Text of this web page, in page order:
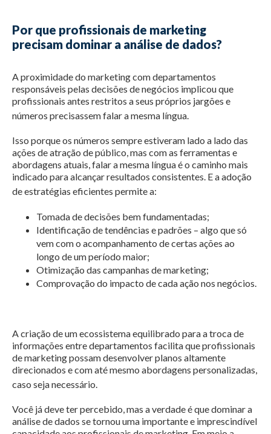
Por que profissionais de marketing
precisam dominar a análise de dados?
A proximidade do marketing com departamentos
responsáveis pelas decisões de negócios implicou que
profissionais antes restritos a seus próprios jargões e
números precisassem falar a mesma língua.
Isso porque os números sempre estiveram lado a lado das
ações de atração de público, mas com as ferramentas e
abordagens atuais, falar a mesma língua é o caminho mais
indicado para alcançar resultados consistentes. E a adoção
de estratégias eficientes permite a:
Tomada de decisões bem fundamentadas;
Identificação de tendências e padrões – algo que só
vem com o acompanhamento de certas ações ao
longo de um período maior;
Otimização das campanhas de marketing;
Comprovação do impacto de cada ação nos negócios.
A criação de um ecossistema equilibrado para a troca de
informações entre departamentos facilita que profissionais
de marketing possam desenvolver planos altamente
direcionados e com até mesmo abordagens personalizadas,
caso seja necessário.
Você já deve ter percebido, mas a verdade é que dominar a
análise de dados se tornou uma importante e imprescindível